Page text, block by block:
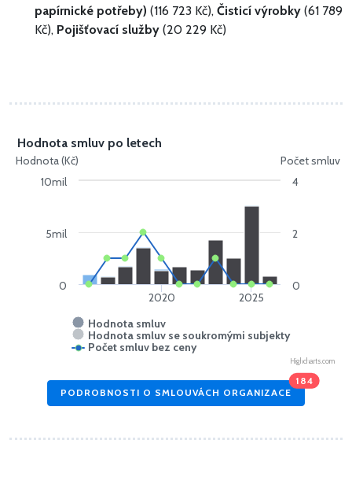
papírnické potřeby) (116 723 Kč), Čisticí výrobky (61 789
Kč), Pojišťovací služby (20 229 Kč)
Hodnota (Kč) Počet smluv
Hodnota smluv po letech
Hodnota smluv
Hodnota smluv se soukromými subjekty
Počet smluv bez ceny
2020 2025
0
5mil
10mil
0
2
4
Highcharts.com
PODROBNOSTI O SMLOUVÁCH ORGANIZACE
184